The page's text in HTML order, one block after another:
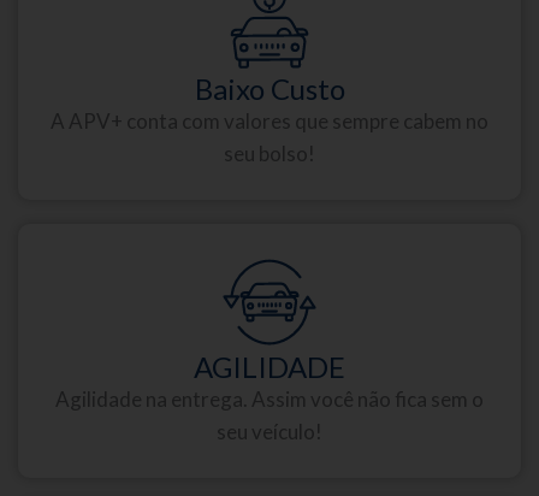
Baixo Custo
A APV+ conta com valores que sempre cabem no
seu bolso!
AGILIDADE
Agilidade na entrega. Assim você não fica sem o
seu veículo!